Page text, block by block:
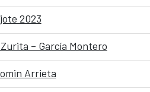
2023
– García Montero
Arrieta